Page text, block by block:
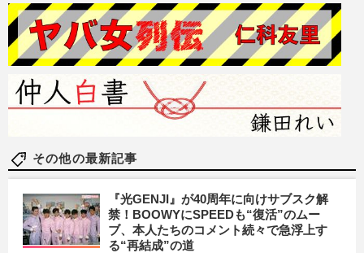
その他の最新記事
『光GENJI』が40周年に向けサブスク解
禁！BOOWYにSPEEDも“復活”のムー
ブ、本人たちのコメント続々で急浮上す
る“再結成”の道